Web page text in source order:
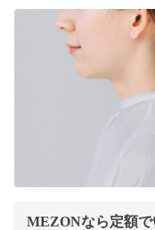
MEZONなら定額で